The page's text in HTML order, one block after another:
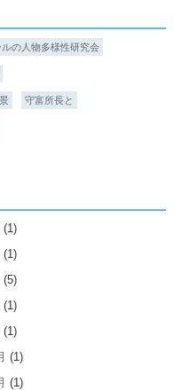
ルの人物多様性研究会
守富所長と
(1)
(1)
(5)
(1)
(1)
(1)
(1)